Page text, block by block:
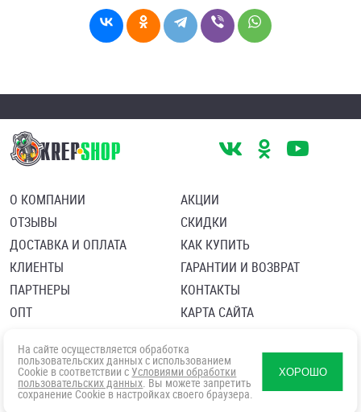
О КОМПАНИИ
ОТЗЫВЫ
ДОСТАВКА И ОПЛАТА
КЛИЕНТЫ
ПАРТНЕРЫ
ОПТ
АКЦИИ
СКИДКИ
КАК КУПИТЬ
ГАРАНТИИ И ВОЗВРАТ
КОНТАКТЫ
КАРТА САЙТА
Политика в отношении обработки персональных данных
Согласие посетителя сайта на обработку персональных данны
На сайте осуществляется обработка
пользовательских данных с использованием
Cookie в соответствии с Условиями обработки
пользовательских данных. Вы можете запретить
сохранение Cookie в настройках своего браузера.
ХОРОШО